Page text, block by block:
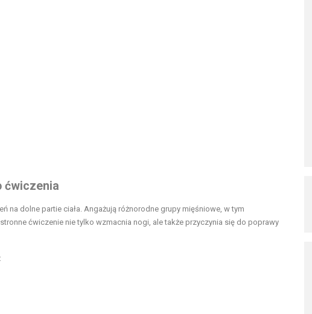
ćwiczenia
na dolne partie ciała. Angażują różnorodne grupy mięśniowe, w tym
ćwiczenie nie tylko wzmacnia nogi, ale także przyczynia się do poprawy